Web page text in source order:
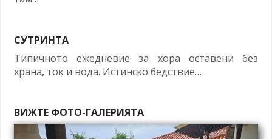
СУТРИНТА
Типичното ежедневие за хора оставени без
храна, ток и вода. Истинско бедствие…
ВИЖТЕ ФОТО-ГАЛЕРИЯТА